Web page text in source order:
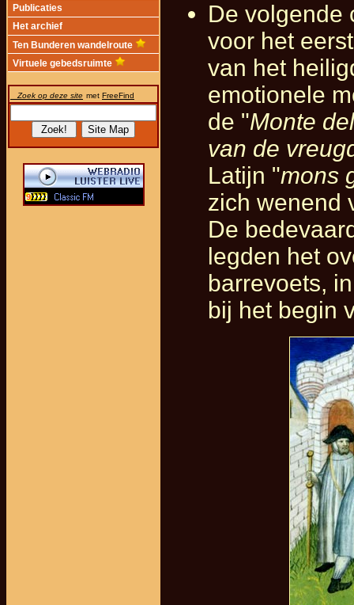
Publicaties
Het archief
Ten Bunderen wandelroute
Virtuele gebedsruimte
Zoek op deze site met FreeFind
De volgende
voor het
van het
emotionele
de "Monte
van de
Latijn "mons
zich wenend
De
legden het
barrevoets,
bij het begin